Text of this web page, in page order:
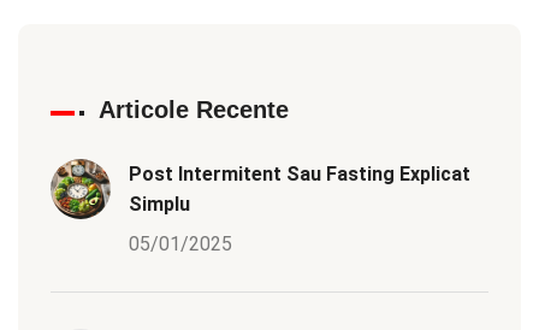
Articole Recente
Post Intermitent Sau Fasting Explicat
Simplu
05/01/2025